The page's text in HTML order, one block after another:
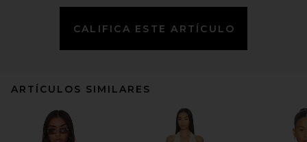
CALIFICA ESTE ARTÍCULO
ARTÍCULOS SIMILARES